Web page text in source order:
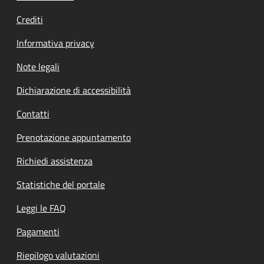
Crediti
Informativa privacy
Note legali
Dichiarazione di accessibilità
Contatti
Prenotazione appuntamento
Richiedi assistenza
Statistiche del portale
Leggi le FAQ
Pagamenti
Riepilogo valutazioni